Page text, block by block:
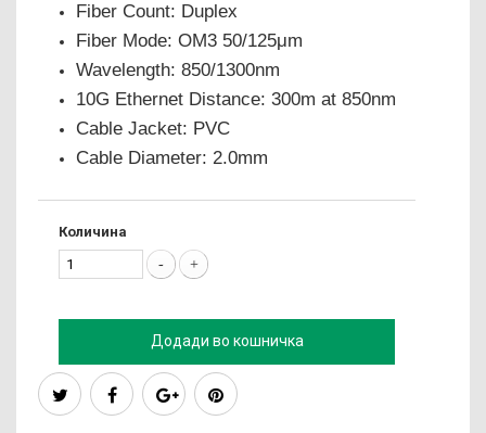
Fiber Count: Duplex
Fiber Mode: OM3 50/125μm
Wavelength: 850/1300nm
10G Ethernet Distance: 300m at 850nm
Cable Jacket: PVC
Cable Diameter: 2.0mm
Количина
Додади во кошничка